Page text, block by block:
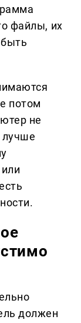
файлы, их
потом
не
лучше
должен